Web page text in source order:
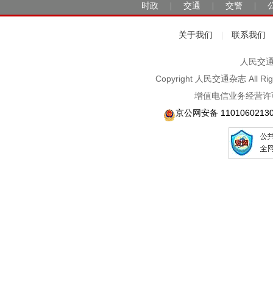
时政 交通 交警
关于我们 联系我们
人民交
Copyright 人民交通杂志 All
增值电信业务经营
京公网安备